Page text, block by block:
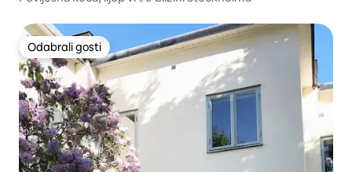
Odabrali gosti
Odabrali gosti